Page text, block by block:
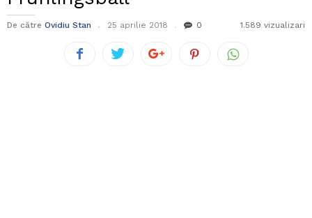
De către Ovidiu Stan 25 aprilie 2018 0 1.589 vizualizari